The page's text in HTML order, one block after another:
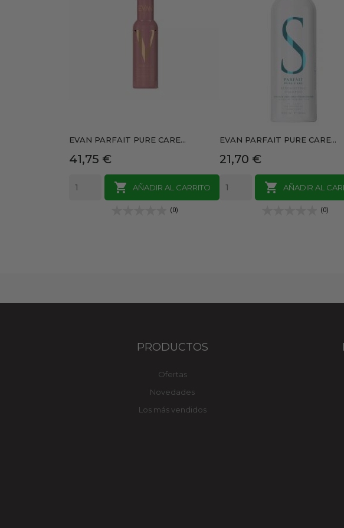
EVAN PARFAIT PURE CARE...
Precio
41,75 €

AÑADIR AL CARRITO
(0)
EVAN PARFAIT PURE CARE...
Precio
21,70 €

AÑADIR AL
(0)
PRODUCTOS
Ofertas
Novedades
Los más vendidos